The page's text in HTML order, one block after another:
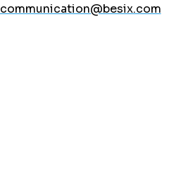
communication@besix.com